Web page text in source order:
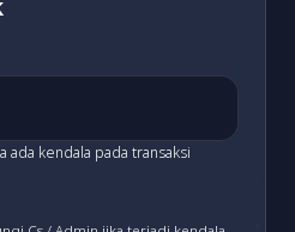
kendala pada transaksi